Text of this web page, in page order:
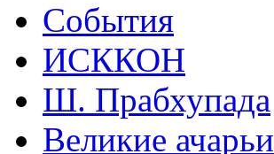
События
ИСККОН
Ш. Прабхупада
Великие ачарьи